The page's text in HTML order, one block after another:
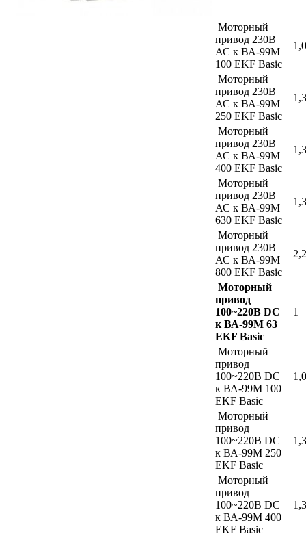
Моторный
привод 230В
АС к ВА-99М
100 EKF Basic
Моторный
привод 230В
АС к ВА-99М
250 EKF Basic
1,3
Моторный
привод 230В
АС к ВА-99М
400 EKF Basic
1,3
Моторный
привод 230В
АС к ВА-99М
630 EKF Basic
1,3
Моторный
привод 230В
АС к ВА-99М
800 EKF Basic
2,2
Моторный
привод
100~220В DC
к ВА-99М 63
EKF Basic
1
Моторный
привод
100~220В DC
к ВА-99М 100
EKF Basic
Моторный
привод
100~220В DC
к ВА-99М 250
EKF Basic
1,3
Моторный
привод
100~220В DC
к ВА-99М 400
EKF Basic
1,3